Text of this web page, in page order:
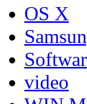
OS X
video